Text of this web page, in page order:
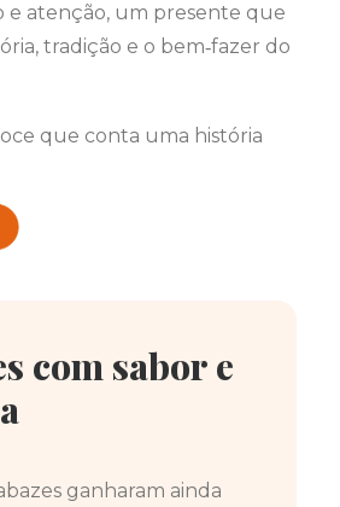
e atenção, um presente que
tradição e o bem‑fazer do
que conta uma história
com sabor e
ganharam ainda